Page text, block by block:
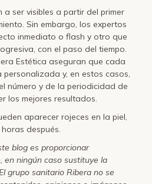
a ser visibles a partir del primer
Sin embargo, los expertos
inmediato o flash y otro que
con el paso del tiempo.
Estética aseguran que cada
y, en estos casos,
número y de la periodicidad de
los mejores resultados.
aparecer rojeces en la piel,
después.
blog es proporcionar
en ningún caso sustituye la
grupo sanitario Ribera no se